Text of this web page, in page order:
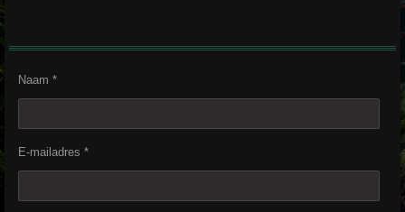
Naam *
E-mailadres *